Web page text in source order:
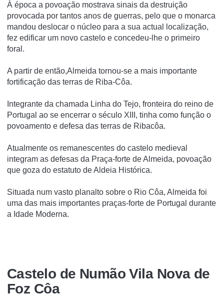
À época a povoação mostrava sinais da destruição
provocada por tantos anos de guerras, pelo que o monarca
mandou deslocar o núcleo para a sua actual localização,
fez edificar um novo castelo e concedeu-lhe o primeiro
foral.
A partir de então,Almeida tornou-se a mais importante
fortificação das terras de Riba-Côa.
Integrante da chamada Linha do Tejo, fronteira do reino de
Portugal ao se encerrar o século XIII, tinha como função o
povoamento e defesa das terras de Ribacôa.
Atualmente os remanescentes do castelo medieval
integram as defesas da Praça-forte de Almeida, povoação
que goza do estatuto de Aldeia Histórica.
Situada num vasto planalto sobre o Rio Côa, Almeida foi
uma das mais importantes praças-forte de Portugal durante
a Idade Moderna.
Castelo de Numão Vila Nova de
Foz Côa